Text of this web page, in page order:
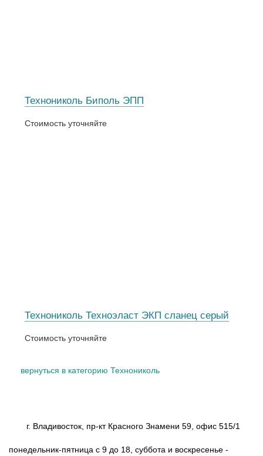
Технониколь Биполь ЭПП
Стоимость уточняйте
Технониколь Техноэласт ЭКП сланец серый
Стоимость уточняйте
вернуться в категорию Технониколь
г. Владивосток, пр-кт Красного Знамени 59, офис 515/1
понедельник-пятница с 9 до 18, суббота и воскресенье -